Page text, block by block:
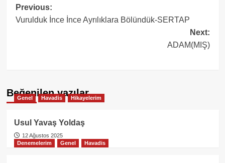
Post
navigation
Previous:
Vurulduk İnce İnce Ayrılıklara Bölündük-SERTAP
Next:
ADAM(MIŞ)
Beğenilen yazılar
Genel Havadis Hikayelerim
Usul Yavaş Yoldaş
12 Ağustos 2025
Denemelerim
Genel Havadis